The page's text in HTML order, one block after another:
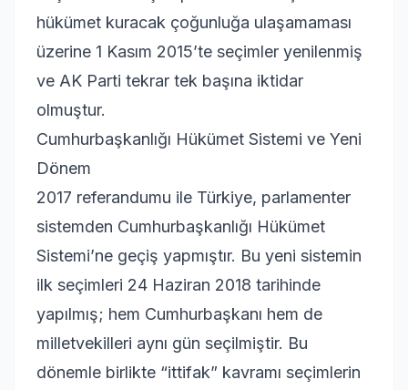
hükümet kuracak çoğunluğa ulaşamaması
üzerine 1 Kasım 2015’te seçimler yenilenmiş
ve AK Parti tekrar tek başına iktidar
olmuştur.
Cumhurbaşkanlığı Hükümet Sistemi ve Yeni
Dönem
2017 referandumu ile Türkiye, parlamenter
sistemden Cumhurbaşkanlığı Hükümet
Sistemi’ne geçiş yapmıştır. Bu yeni sistemin
ilk seçimleri 24 Haziran 2018 tarihinde
yapılmış; hem Cumhurbaşkanı hem de
milletvekilleri aynı gün seçilmiştir. Bu
dönemle birlikte “ittifak” kavramı seçimlerin